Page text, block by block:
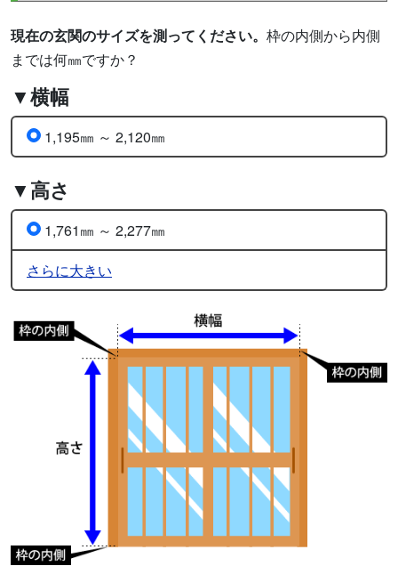
現在の玄関のサイズを測ってください。 枠の内側から内側
までは何㎜ですか？
▼横幅
1,195㎜ ～ 2,120㎜
▼高さ
1,761㎜ ～ 2,277㎜
さらに大きい